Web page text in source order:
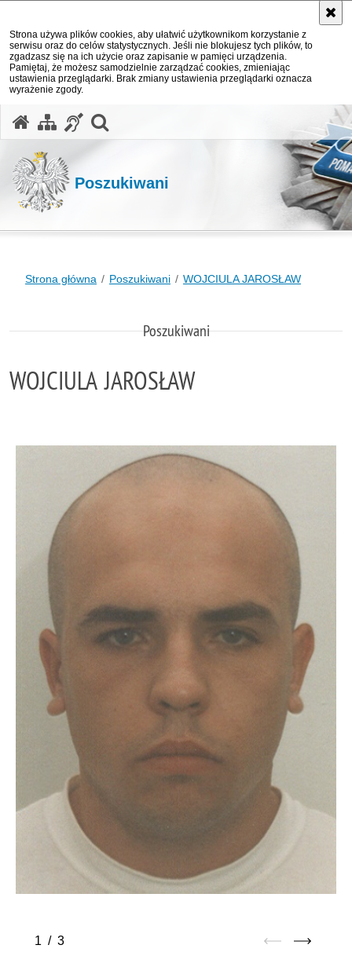
Strona używa plików cookies, aby ułatwić użytkownikom korzystanie z
serwisu oraz do celów statystycznych. Jeśli nie blokujesz tych plików, to
zgadzasz się na ich użycie oraz zapisanie w pamięci urządzenia.
Pamiętaj, że możesz samodzielnie zarządzać cookies, zmieniając
ustawienia przeglądarki. Brak zmiany ustawienia przeglądarki oznacza
wyrażenie zgody.
Poszukiwani
Strona główna Poszukiwani WOJCIULA JAROSŁAW
Poszukiwani
WOJCIULA JAROSŁAW
1 / 3